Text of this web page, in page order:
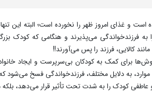
و غذای امروز ظهر را نخورده است؛ البته این
فرزندخواندگی می‌پذیرند و هنگامی که کودک
کالایی، فرزند را پس می‌آورند!!
برای کمک به کودکان بی‌سرپرست و ایجاد
به دلایل مختلف، فرزندخواندگی فسخ می‌شود که
کودک را به شدت تحت تأثیر قرار می‌دهد، بلکه